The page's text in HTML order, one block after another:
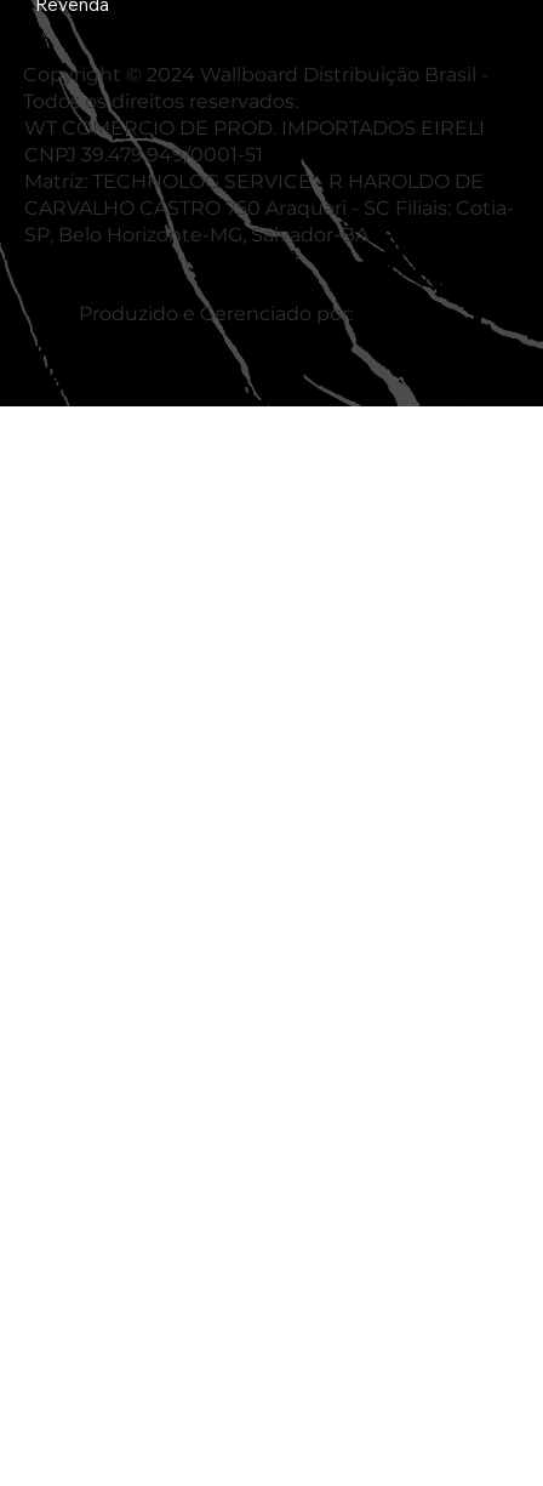
Produzido e Gerenciado por:
Copyright © 2024 Wallboard Distribuição Brasil -
Todos os direitos reservados.
WT COMERCIO DE PROD. IMPORTADOS EIRELI
CNPJ 39.479.949/0001-51
Matriz: TECHNOLOG SERVICE - R HAROLDO DE
CARVALHO CASTRO 750 Araquari - SC Filiais: Cotia-
SP, Belo Horizonte-MG, Salvador-BA